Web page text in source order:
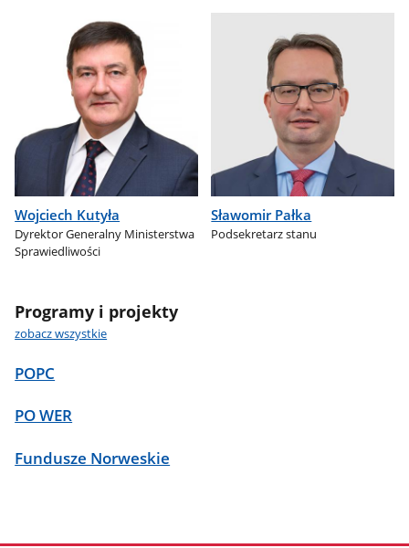
Wojciech Kutyła
Dyrektor Generalny Ministerstwa
Sprawiedliwości
Sławomir Pałka
Podsekretarz stanu
Programy i projekty
zobacz wszystkie
POPC
PO WER
Fundusze Norweskie